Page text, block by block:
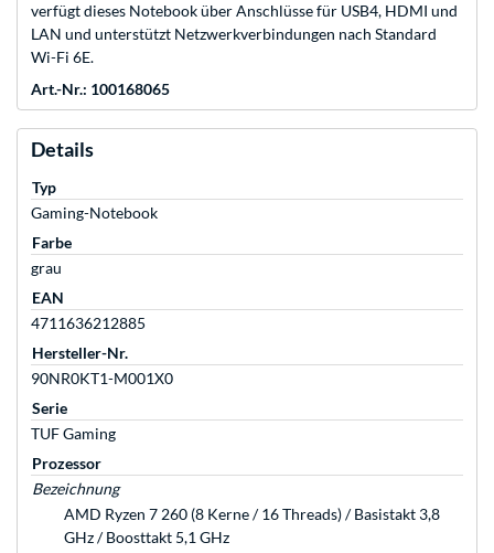
verfügt dieses Notebook über Anschlüsse für USB4, HDMI und
LAN und unterstützt Netzwerkverbindungen nach Standard
Wi-Fi 6E.
Art.-Nr.: 100168065
Details
Typ
Gaming-Notebook
Farbe
grau
EAN
4711636212885
Hersteller-Nr.
90NR0KT1-M001X0
Serie
TUF Gaming
Prozessor
Bezeichnung
AMD Ryzen 7 260 (8 Kerne / 16 Threads) / Basistakt 3,8
GHz / Boosttakt 5,1 GHz